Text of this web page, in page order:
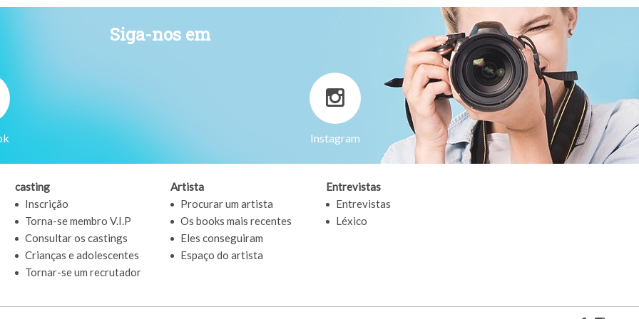
Siga-nos em
Instagram
casting
Inscrição
Torna-se membro V.I.P
Consultar os castings
Crianças e adolescentes
Tornar-se um recrutador
Artista
Procurar um artista
Os books mais recentes
Eles conseguiram
Espaço do artista
Entrevistas
Entrevistas
Léxico